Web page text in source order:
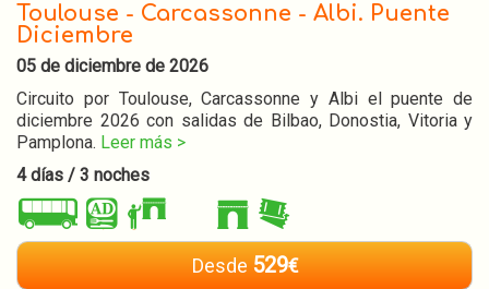
Toulouse - Carcassonne - Albi. Puente
Diciembre
05 de diciembre de 2026
Circuito por Toulouse, Carcassonne y Albi el puente de
diciembre 2026 con salidas de Bilbao, Donostia, Vitoria y
Pamplona. Leer más >
4 días / 3 noches
Desde 529€